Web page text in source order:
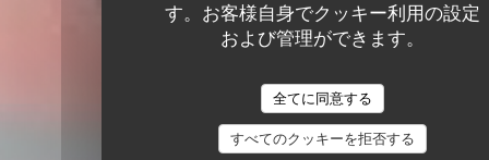
す。お客様自身でクッキー利用の設定
および管理ができます。
全てに同意する
すべてのクッキーを拒否する